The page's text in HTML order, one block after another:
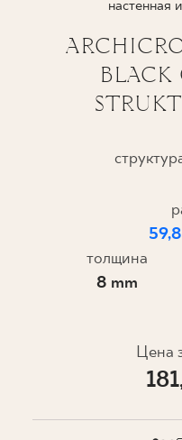
PL EN
настенная
BLACK
толщина
8 mm
Цена